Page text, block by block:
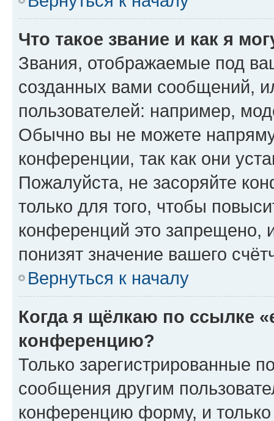
Что такое звание и как я
Звания, отображаемые под
созданных вами сообщений,
пользователей: например,
Обычно вы не можете
конференции, так как они
Пожалуйста, не засоряйте
только для того, чтобы
конференций это запрещено,
понизят значение вашего
Вернуться к началу
Когда я щёлкаю по ссылке
конференцию?
Только зарегистрированные
сообщения другим
конференцию форму, и